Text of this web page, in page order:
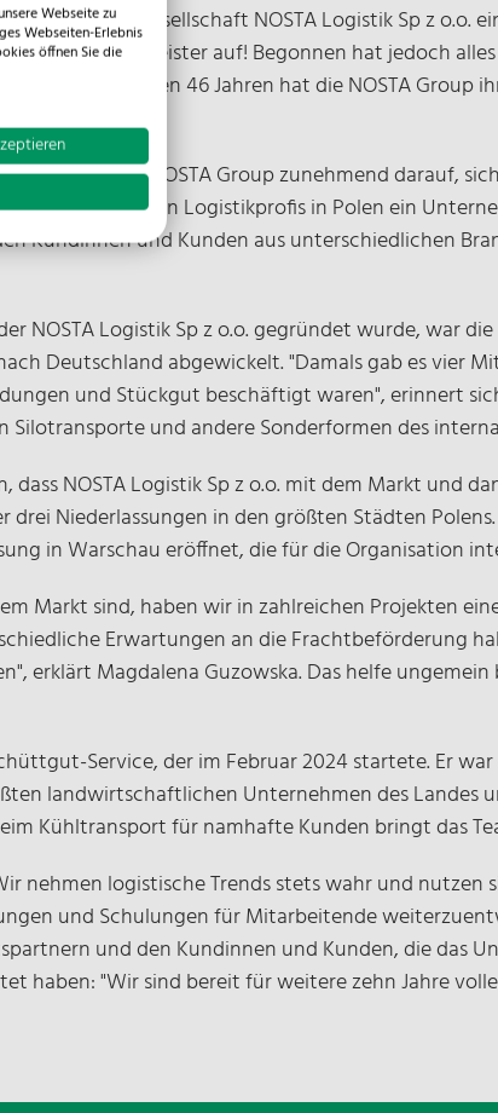
Landesgesellschaft NOSTA Logistik Sp z o.o.
Logistikdienstleister auf! Begonnen hat jedoch
den vergangenen 46 Jahren hat die NOSTA
sich die NOSTA Group zunehmend darauf,
Team von fähigen Logistikprofis in Polen ein
Kundinnen und Kunden aus unterschiedlichen
NOSTA Logistik Sp z o.o. gegründet wurde, war
Deutschland abgewickelt. "Damals gab es vier
und Stückgut beschäftigt waren", erinnert
Silotransporte und andere Sonderformen des
dass NOSTA Logistik Sp z o.o. mit dem Markt und
Niederlassungen in den größten Städten
in Warschau eröffnet, die für die Organisation
Markt sind, haben wir in zahlreichen Projekten
Erwartungen an die Frachtbeförderung
erklärt Magdalena Guzowska. Das helfe
Service, der im Februar 2024 startete. Er
landwirtschaftlichen Unternehmen des Landes
Kühltransport für namhafte Kunden bringt das
nehmen logistische Trends stets wahr und
und Schulungen für Mitarbeitende
und den Kundinnen und Kunden, die das
haben: "Wir sind bereit für weitere zehn Jahre
Webseite zu
Webseiten-Erlebnis
öffnen Sie die